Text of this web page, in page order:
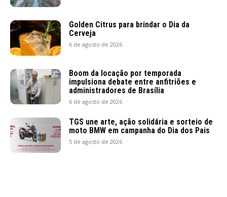
Golden Citrus para brindar o Dia da
Cerveja
6 de agosto de 2026
Boom da locação por temporada
impulsiona debate entre anfitriões e
administradores de Brasília
6 de agosto de 2026
TGS une arte, ação solidária e sorteio de
moto BMW em campanha do Dia dos Pais
5 de agosto de 2026